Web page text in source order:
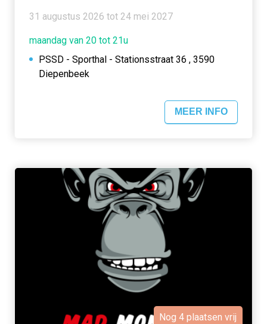
31 augustus 2026 tot 24 mei 2027
maandag van 20 tot 21u
PSSD - Sporthal - Stationsstraat 36 , 3590
Diepenbeek
MEER INFO
Nog 4 plaatsen vrij